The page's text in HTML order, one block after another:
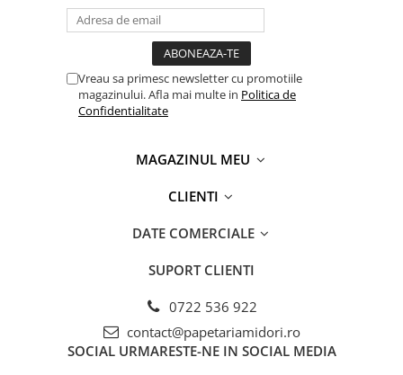
Vreau sa primesc newsletter cu promotiile
magazinului. Afla mai multe in Politica de
Confidentialitate
MAGAZINUL MEU
CLIENTI
DATE COMERCIALE
SUPORT CLIENTI
0722 536 922
contact@papetariamidori.ro
SOCIAL URMARESTE-NE IN SOCIAL MEDIA